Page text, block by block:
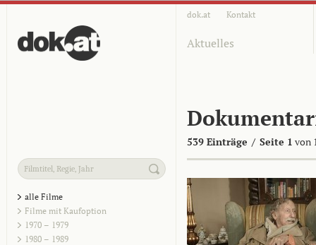
dok.at Kontakt
Aktuelles
539 Einträge / Seite 1 von
alle Filme
Filme mit Kaufoption
1970 – 1979
1980 – 1989